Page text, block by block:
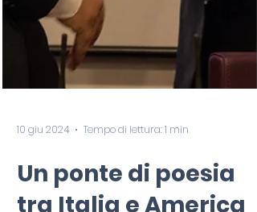
10 giu 2024 Tempo di lettura: 1 min